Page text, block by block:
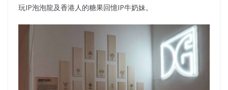
玩IP泡泡龍及香港人的糖果回憶IP牛奶妹。